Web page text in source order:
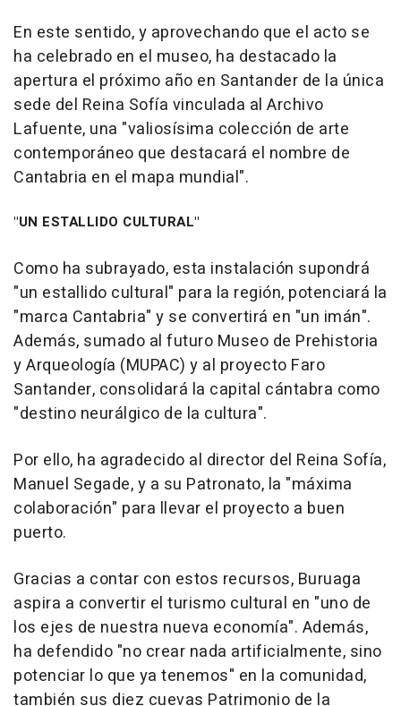
En este sentido, y aprovechando que el acto se
ha celebrado en el museo, ha destacado la
apertura el próximo año en Santander de la única
sede del Reina Sofía vinculada al Archivo
Lafuente, una "valiosísima colección de arte
contemporáneo que destacará el nombre de
Cantabria en el mapa mundial".
"UN ESTALLIDO CULTURAL"
Como ha subrayado, esta instalación supondrá
"un estallido cultural" para la región, potenciará la
"marca Cantabria" y se convertirá en "un imán".
Además, sumado al futuro Museo de Prehistoria
y Arqueología (MUPAC) y al proyecto Faro
Santander, consolidará la capital cántabra como
"destino neurálgico de la cultura".
Por ello, ha agradecido al director del Reina Sofía,
Manuel Segade, y a su Patronato, la "máxima
colaboración" para llevar el proyecto a buen
puerto.
Gracias a contar con estos recursos, Buruaga
aspira a convertir el turismo cultural en "uno de
los ejes de nuestra nueva economía". Además,
ha defendido "no crear nada artificialmente, sino
potenciar lo que ya tenemos" en la comunidad,
también sus diez cuevas Patrimonio de la